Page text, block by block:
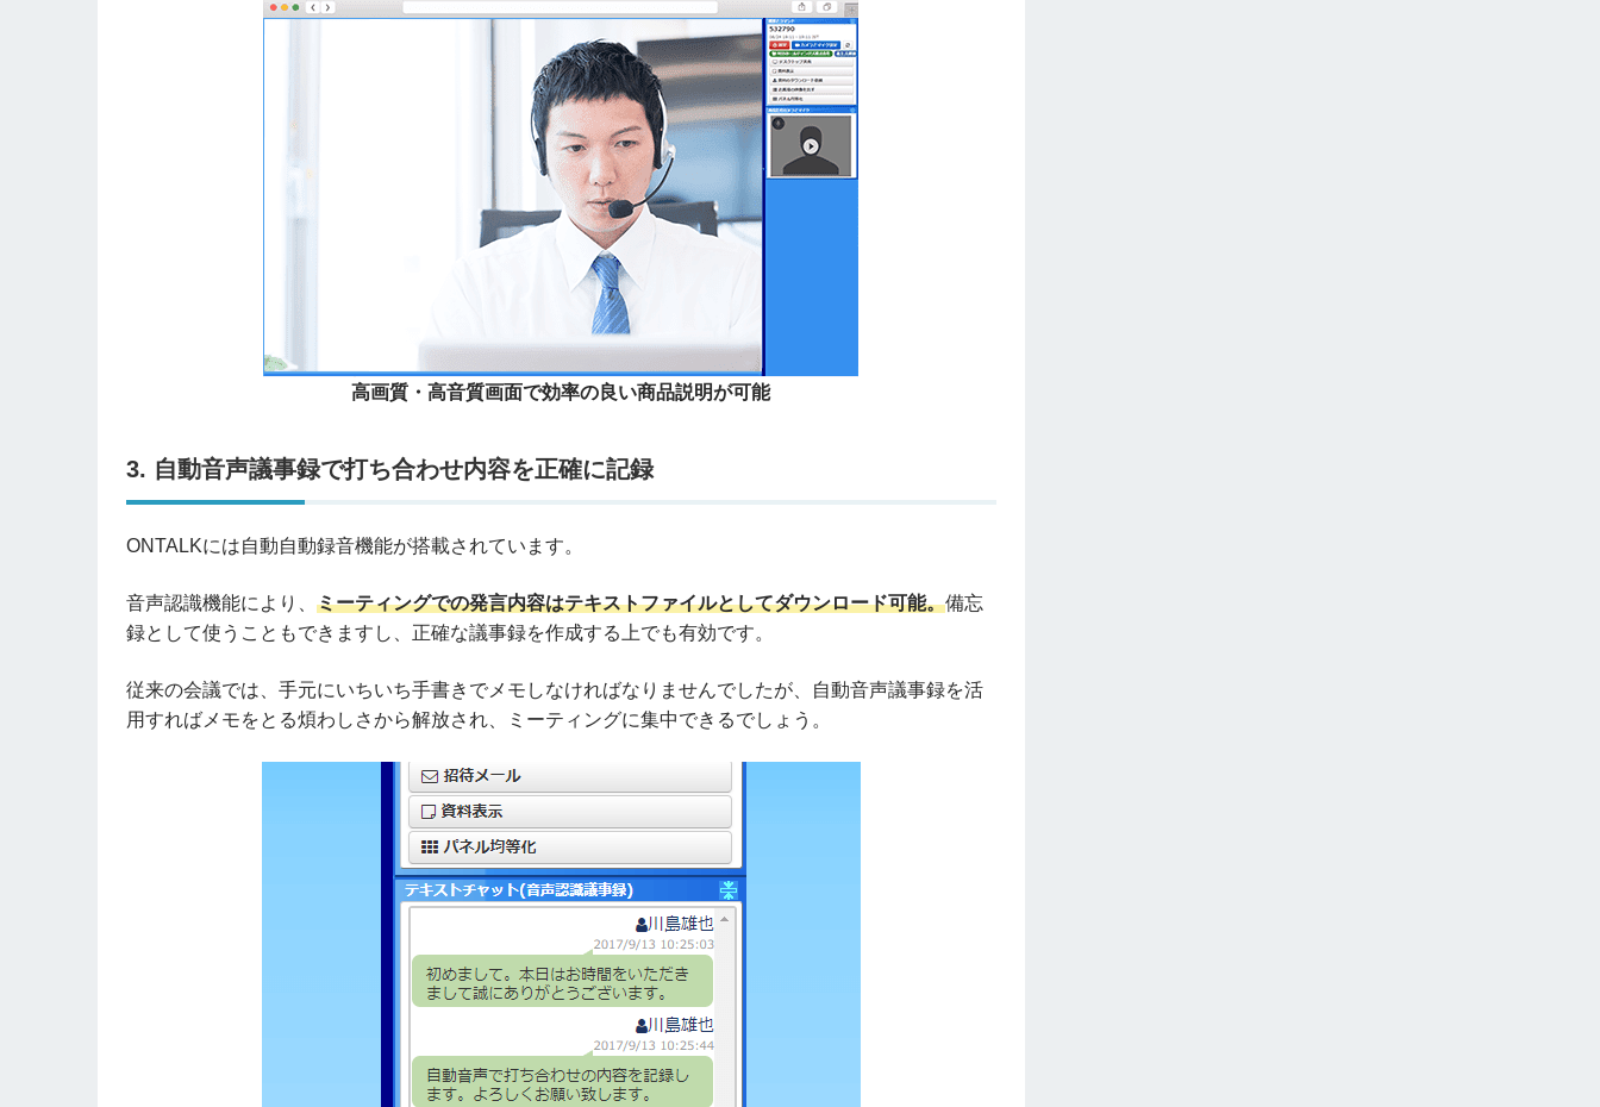
高画質・高音質画面で効率の良い商品説明が可能
3. 自動音声議事録で打ち合わせ内容を正確に記録
ONTALKには自動自動録音機能が搭載されています。
音声認識機能により、 ミーティングでの発言内容はテキストファイルとしてダウンロード可能。備忘
録として使うこともできますし、正確な議事録を作成する上でも有効です。
従来の会議では、手元にいちいち手書きでメモしなければなりませんでしたが、自動音声議事録を活
用すればメモをとる煩わしさから解放され、ミーティングに集中できるでしょう。